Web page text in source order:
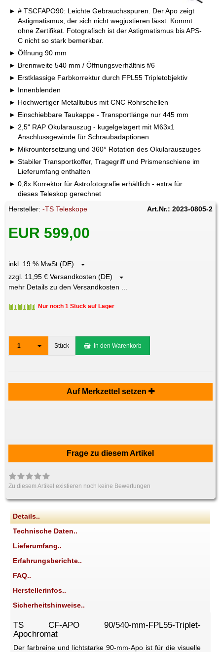
# TSCFAPO90: Leichte Gebrauchsspuren. Der Apo zeigt
Astigmatismus, der sich nicht wegjustieren lässt. Kommt
ohne Zertifikat. Fotografisch ist der Astigmatismus bis APS-
C nicht so stark bemerkbar.
Öffnung 90 mm
Brennweite 540 mm / Öffnungsverhältnis f/6
Erstklassige Farbkorrektur durch FPL55 Tripletobjektiv
Innenblenden
Hochwertiger Metalltubus mit CNC Rohrschellen
Einschiebbare Taukappe - Transportlänge nur 445 mm
2,5" RAP Okularauszug - kugelgelagert mit M63x1
Anschlussgewinde für Schraubadaptionen
Mikrountersetzung und 360° Rotation des Okularauszuges
Stabiler Transportkoffer, Tragegriff und Prismenschiene im
Lieferumfang enthalten
0,8x Korrektor für Astrofotografie erhältlich - extra für
dieses Teleskop gerechnet
Hersteller:-TS Teleskope Art.Nr.: 2023-0805-2
EUR 599,00
inkl. 19 % MwSt (DE)
zzgl. 11,95 € Versandkosten (DE)
mehr Details zu den Versandkosten ...
Nur noch 1 Stück auf Lager
1 Stück In den Warenkorb
Auf Merkzettel setzen
Frage zu diesem Artikel
Zu diesem Artikel existieren noch keine Bewertungen
Details..
Technische Daten..
Lieferumfang..
Erfahrungsberichte..
FAQ..
Herstellerinfos..
Sicherheitshinweise..
TS CF-APO 90/540-mm-FPL55-Triplet-
Apochromat
Der farbreine und lichtstarke 90-mm-Apo ist für die visuelle